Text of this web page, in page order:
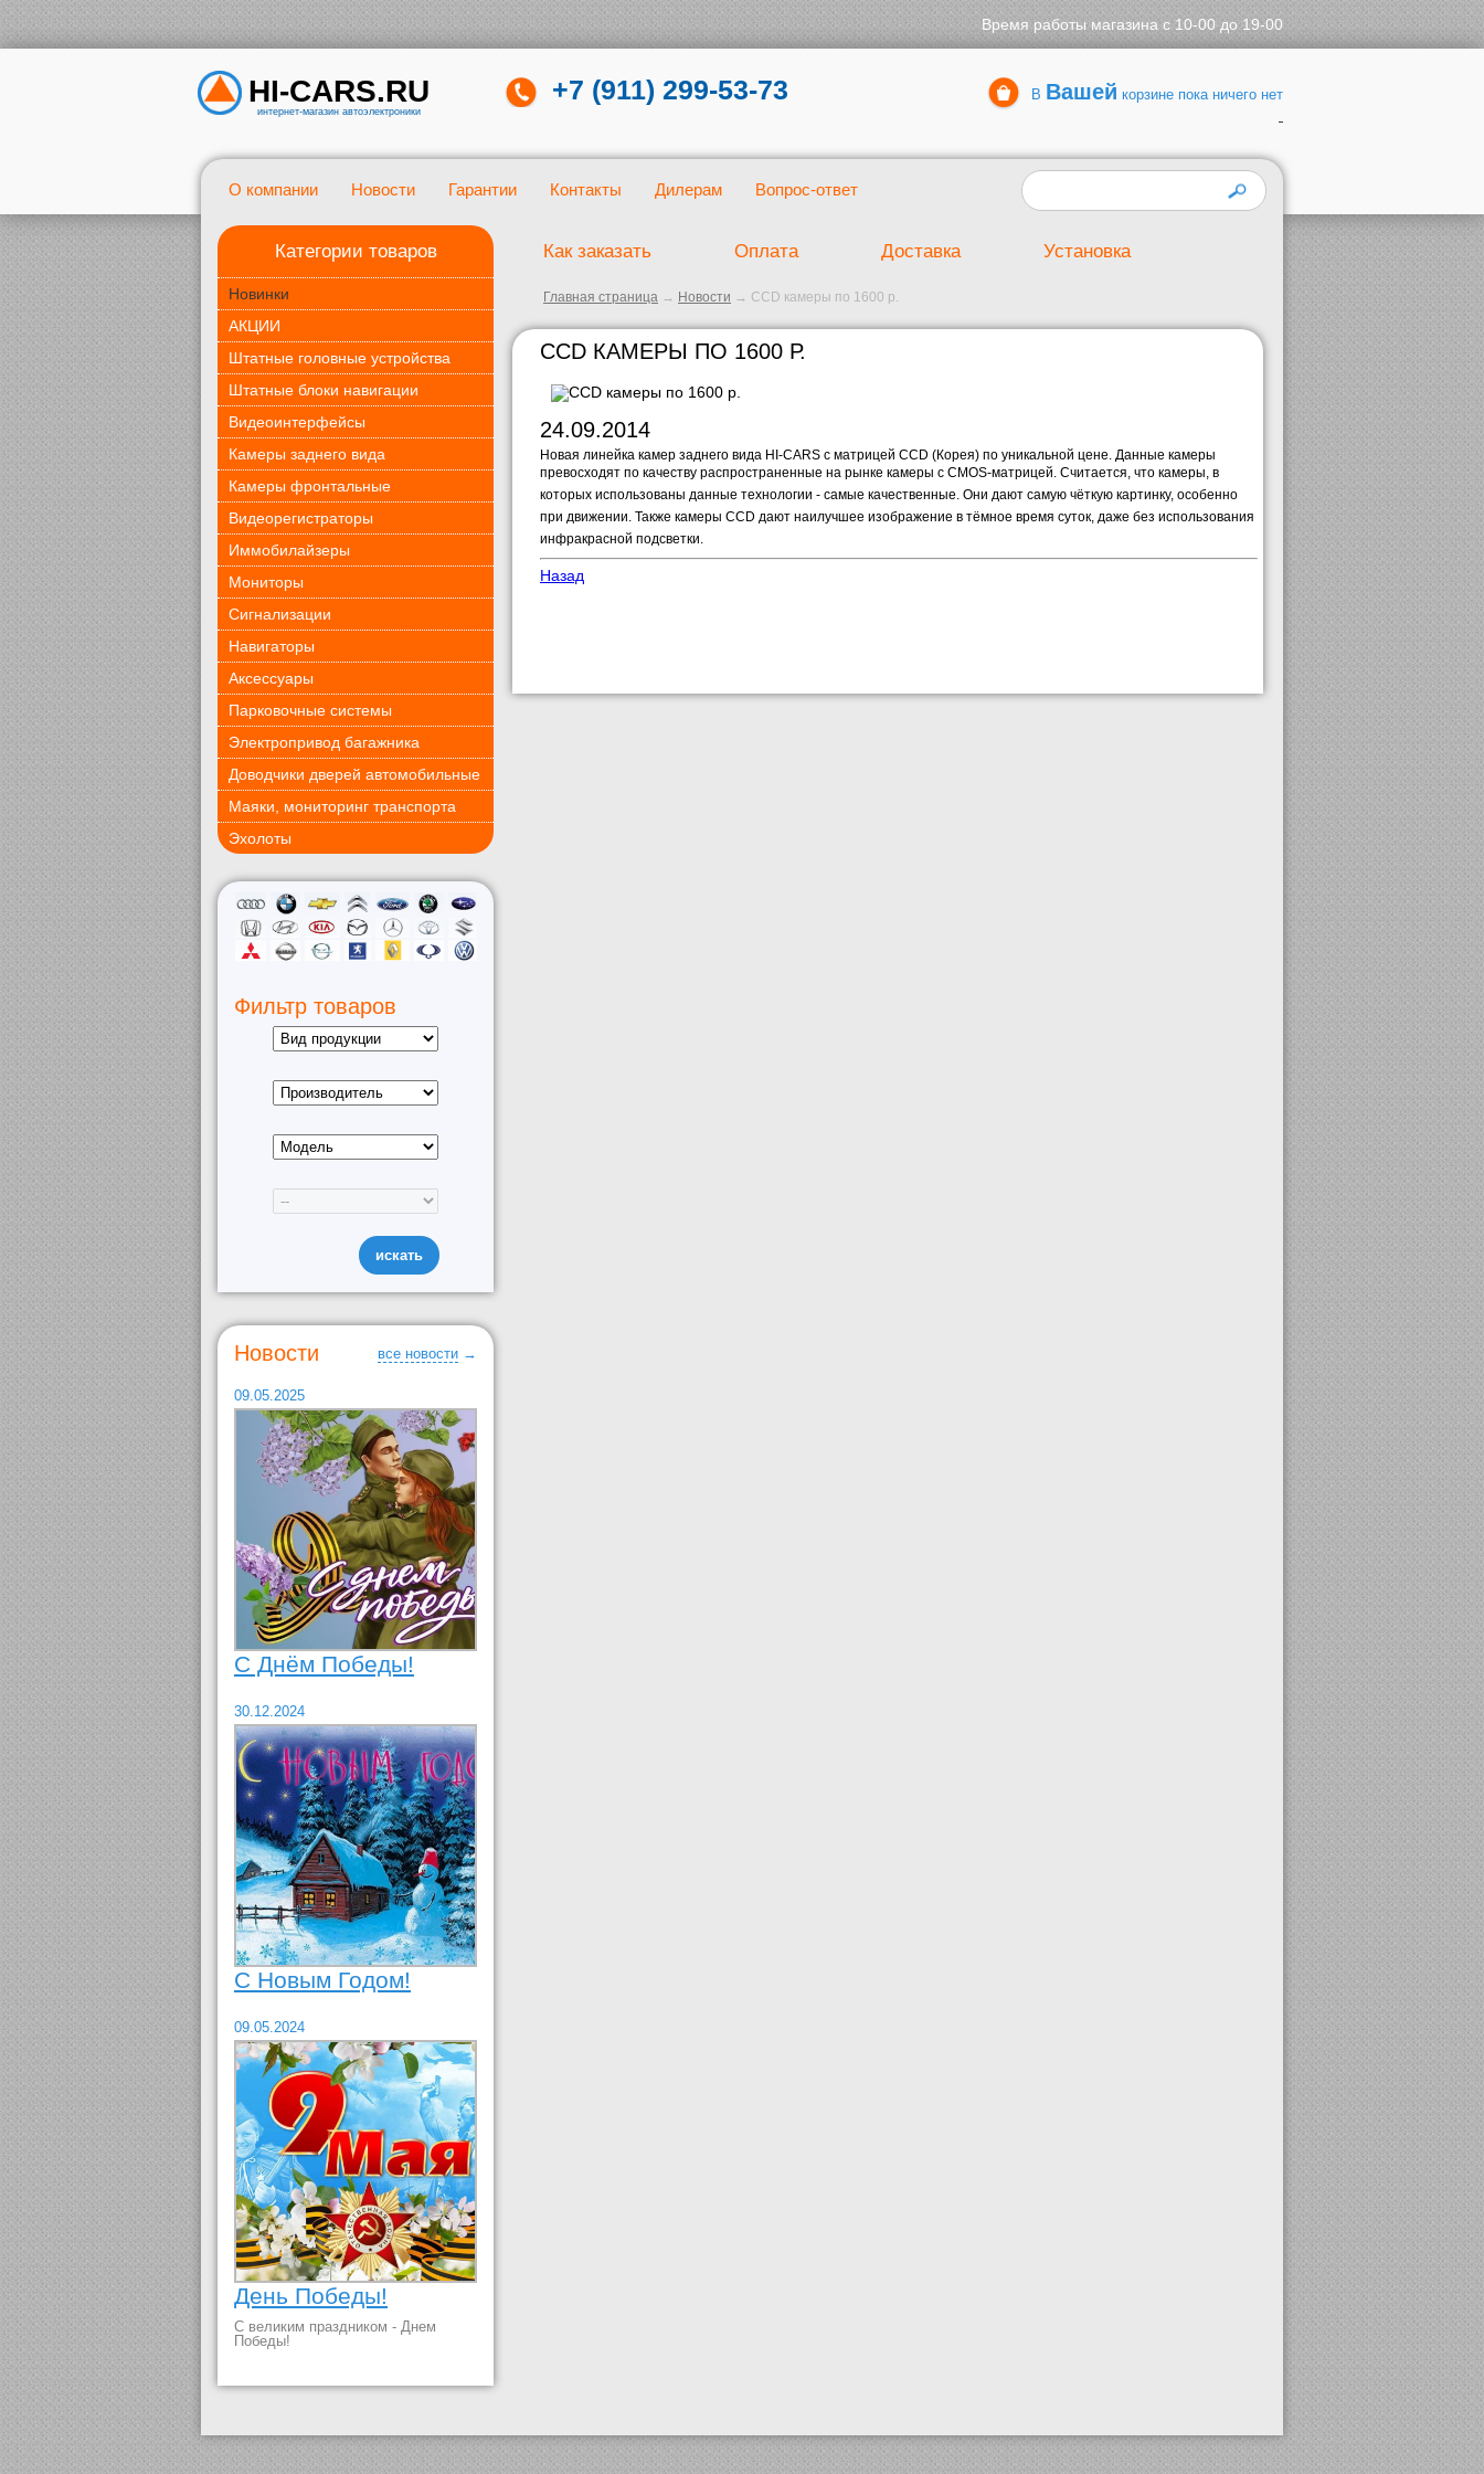
Время работы магазина с 10-00 до 19-00
HI-CARS.RU
интернет-магазин автоэлектроники
+7 (911) 299-53-73 В Вашей корзине пока ничего нет
О компании Новости Гарантии Контакты Дилерам Вопрос-ответ
Категории товаров
Новинки
АКЦИИ
Штатные головные устройства
Штатные блоки навигации
Видеоинтерфейсы
Камеры заднего вида
Камеры фронтальные
Видеорегистраторы
Иммобилайзеры
Мониторы
Сигнализации
Навигаторы
Аксессуары
Парковочные системы
Электропривод багажника
Доводчики дверей автомобильные
Маяки, мониторинг транспорта
Эхолоты
Фильтр товаров
Новости все новости →
09.05.2025
С Днём Победы!
30.12.2024
С Новым Годом!
09.05.2024
День Победы!
С великим праздником - Днем
Победы!
Как заказать Оплата Доставка Установка
Главная страница → Новости → CCD камеры по 1600 р.
CCD КАМЕРЫ ПО 1600 Р.
24.09.2014
Новая линейка камер заднего вида HI-CARS с матрицей CCD (Корея) по уникальной цене. Данные камеры
превосходят по качеству распространенные на рынке камеры с CMOS-матрицей. Считается, что камеры, в
которых использованы данные технологии - самые качественные. Они дают самую чёткую картинку, особенно
при движении. Также камеры CCD дают наилучшее изображение в тёмное время суток, даже без использования
инфракрасной подсветки.
Назад